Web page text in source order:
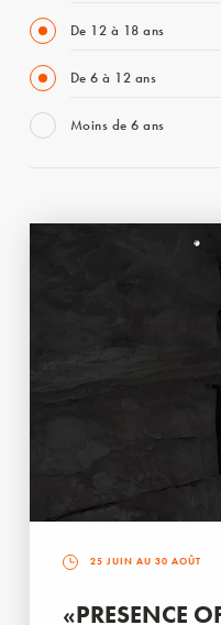
De 12 à 18 ans
De 6 à 12 ans
Moins de 6 ans
25 JUIN AU 30 AOÛT
«PRESENCE